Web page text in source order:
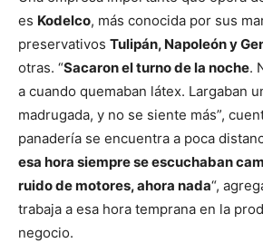
es Kodelco, más conocida por sus
preservativos Tulipán, Napoleón y
otras. “Sacaron el turno de la noche.
a cuando quemaban látex. Largaban
madrugada, y no se siente más”,
panadería se encuentra a poca
esa hora siempre se escuchaban
ruido de motores, ahora nada“,
trabaja a esa hora temprana en la
negocio.